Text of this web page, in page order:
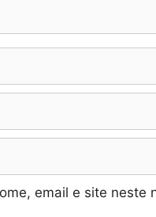
email e site neste